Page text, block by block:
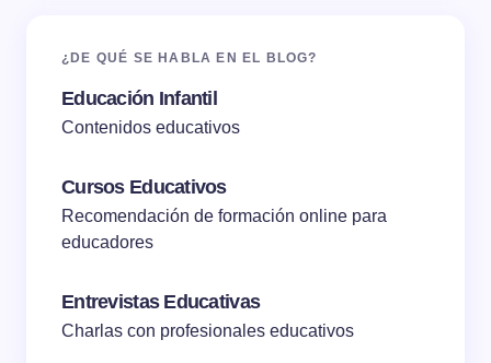
¿DE QUÉ SE HABLA EN EL BLOG?
Educación Infantil
Contenidos educativos
Cursos Educativos
Recomendación de formación online para
educadores
Entrevistas Educativas
Charlas con profesionales educativos